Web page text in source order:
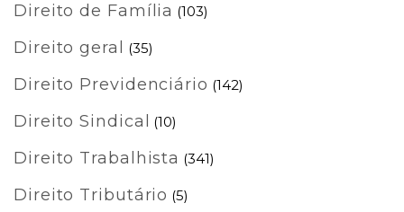
Direito de Família (103)
Direito geral (35)
Direito Previdenciário (142)
Direito Sindical (10)
Direito Trabalhista (341)
Direito Tributário (5)